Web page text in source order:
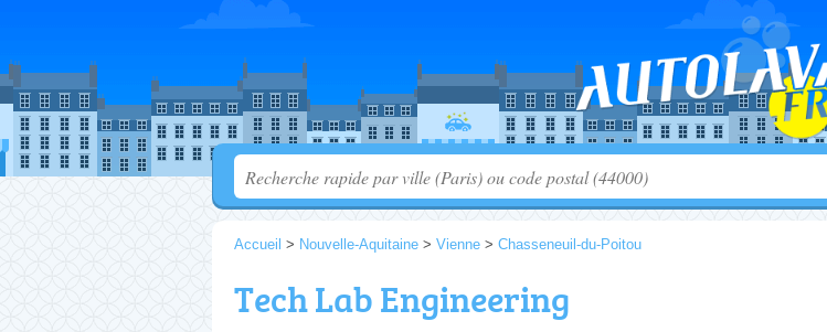
Accueil > Nouvelle-Aquitaine > Vienne > Chasseneuil-du-Poitou
Tech Lab Engineering